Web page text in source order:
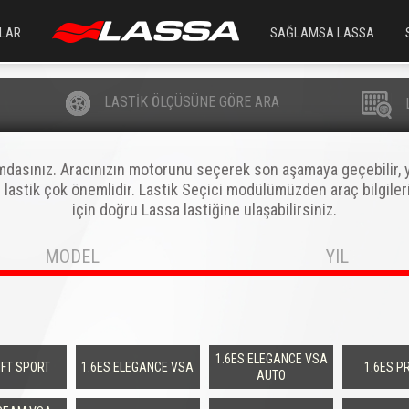
SAĞLAMSA LASSA
LASTİK ÖLÇÜSÜNE GÖRE ARA
Aracınızın motorunu seçerek son aşamaya
çok önemlidir. Lastik Seçici modülümüzden araç
için doğru Lassa lastiğine ulaşabilirsiniz.
MODEL YIL
SPORT 1.6ES ELEGANCE VSA
1.6ES ELEGANCE VSA
AUTO
1.6ES